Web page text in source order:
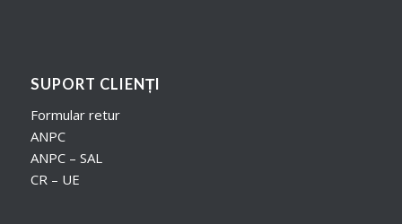
SUPORT CLIENȚI
Formular retur
ANPC
ANPC – SAL
CR – UE